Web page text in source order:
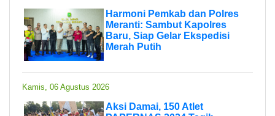
Harmoni Pemkab dan Polres
Meranti: Sambut Kapolres
Baru, Siap Gelar Ekspedisi
Merah Putih
Kamis, 06 Agustus 2026
Aksi Damai, 150 Atlet